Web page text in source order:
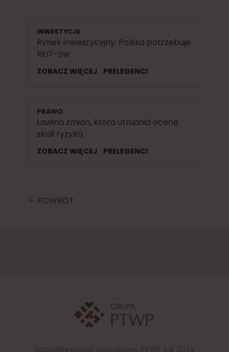
INWESTYCJE
Rynek inwestycyjny. Polska potrzebuje
REIT-ów
ZOBACZ WIĘCEJ PRELEGENCI
PRAWO
Lawina zmian, która utrudnia ocenę
skali ryzyka
ZOBACZ WIĘCEJ PRELEGENCI
🡠 POWRÓT